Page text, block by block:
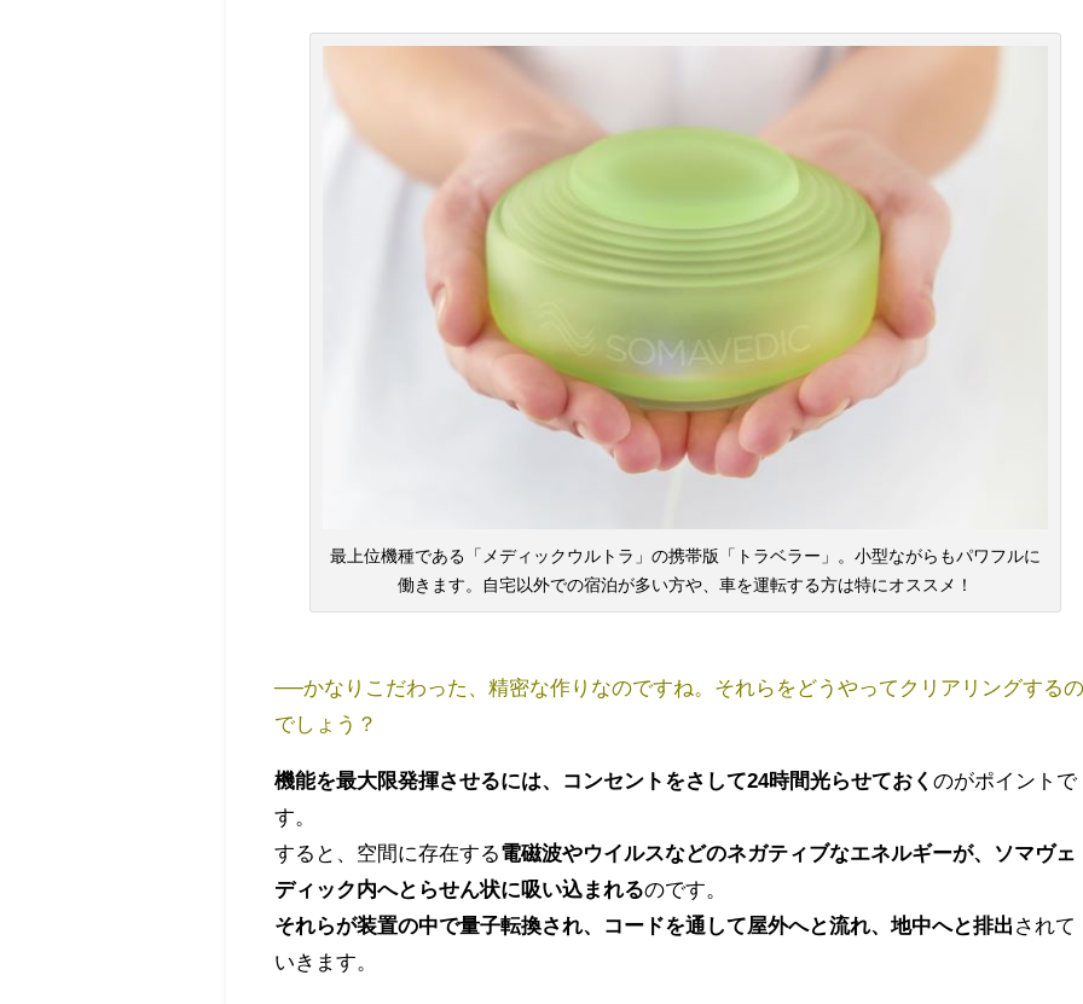
最上位機種である「メディックウルトラ」の携帯版「トラベラー」。小型ながらもパワフルに
働きます。自宅以外での宿泊が多い方や、車を運転する方は特にオススメ！
──かなりこだわった、精密な作りなのですね。それら をどうやってクリアリングする
でしょう？
機能を最大限発揮させるには、コンセントをさして24時間光らせておくのがポイントで
す。
すると、空間に存在する電磁波やウイルスなどのネガティブなエネルギーが、ソマヴェ
ディック内へとらせん状に吸い込まれるのです。
それらが装置の中で量子転換され、コードを通して屋外へと流れ、地中へと排出 されて
いきます。